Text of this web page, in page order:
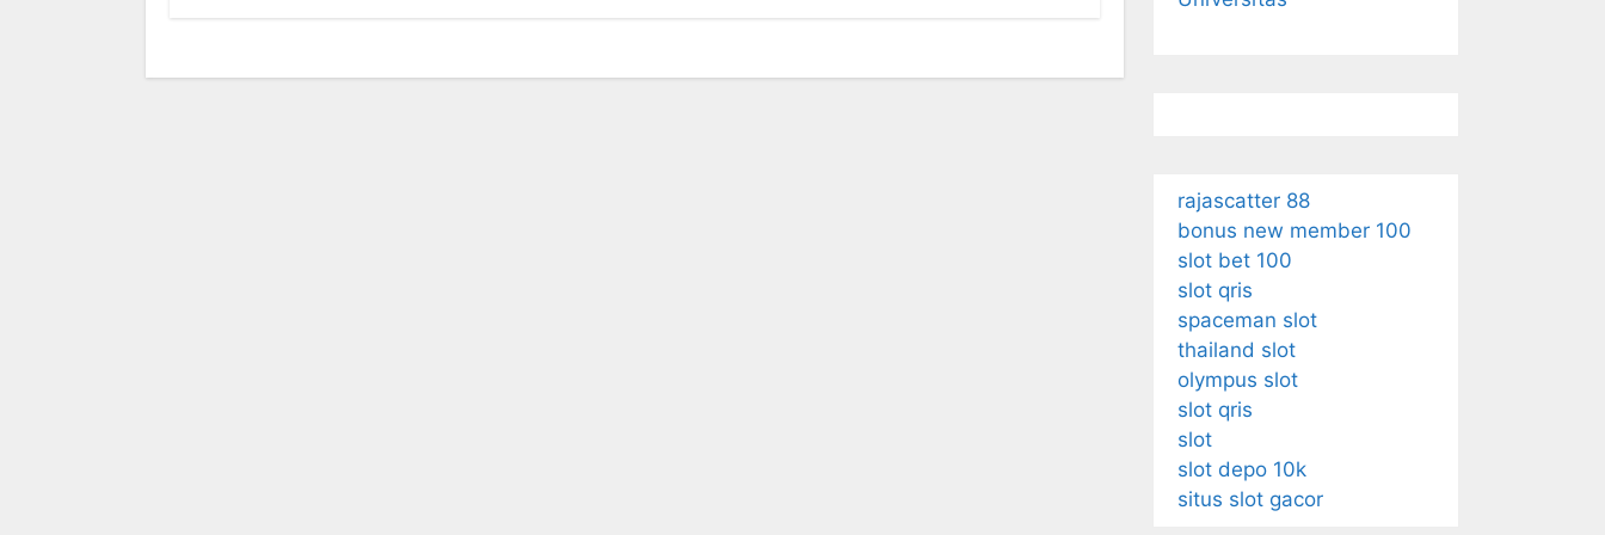
rajascatter 88
bonus new member 100
slot bet 100
slot qris
spaceman slot
thailand slot
olympus slot
slot qris
slot
slot depo 10k
situs slot gacor